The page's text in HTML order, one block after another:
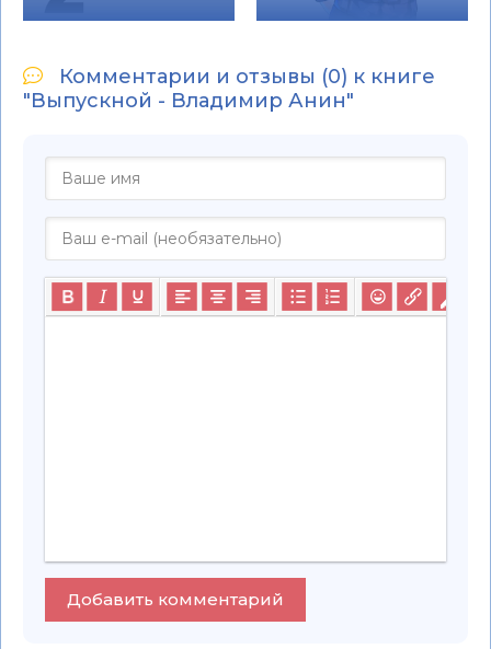
Комментарии и отзывы (0) к книге
"Выпускной - Владимир Анин"
Добавить комментарий